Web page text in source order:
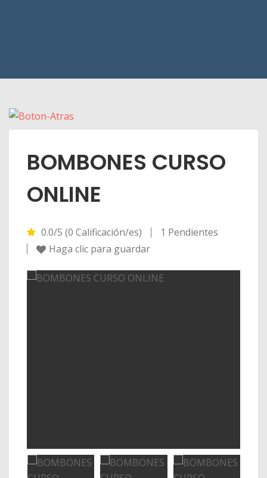
BOMBONES CURSO
ONLINE
0.0/5 (0 Calificación/es)
1 Pendientes
Haga clic para guardar